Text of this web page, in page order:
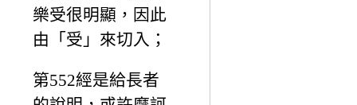
樂受很明顯，因此
由「受」來切入；
第552經是給長者